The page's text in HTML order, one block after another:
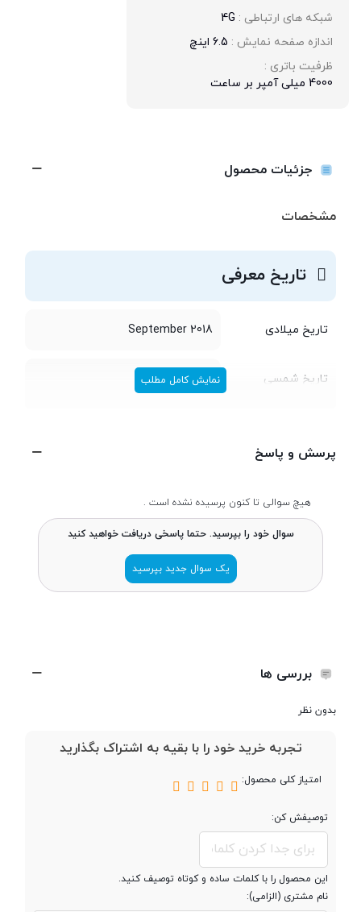
شبکه های ارتباطی : 4G
اندازه صفحه نمایش : 6.5 اینچ
ظرفیت باتری :
4000 میلی آمپر بر ساعت
جزئیات محصول
مشخصات
تاریخ معرفی
تاریخ میلادی September 2018
تاریخ شمسی شهریور 1397
طراحی
طول و عرض 165.8x77.5 میلی متر
8.2 میلی متر
پردازنده
تراشه
پردازنده ‌مرکزی
فرکانس پردازنده
‌مرکزی
Octa-core 2.0 GHz Cortex-A53
نمایش کامل مطلب
پرسش و پاسخ
هیچ سوالی تا کنون پرسیده نشده است .
سوال خود را بپرسید. حتما پاسخی دریافت خواهید کنید
یک سوال جدید بپرسید
بررسی ها
بدون نظر
تجربه خرید خود را با بقیه به اشتراک بگذارید
امتیاز کلی محصول:
توصیفش کن:
این محصول را با کلمات ساده و کوتاه توصیف کنید.
نام مشتری (الزامی):